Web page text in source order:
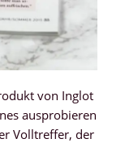
von Inglot
ausprobieren
Volltreffer, der